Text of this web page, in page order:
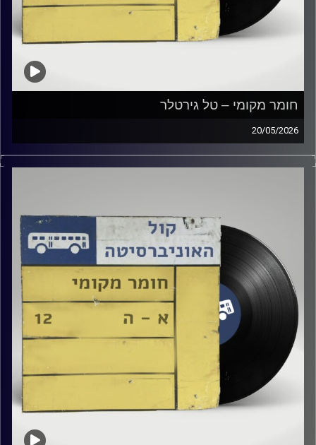
חומר מקומי – טל גירטלר
20/05/2026
שעה של מוזיקה ישראלית עם טל גירטלר